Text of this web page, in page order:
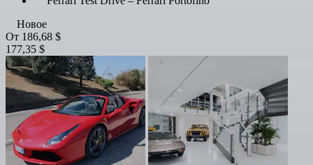
Новое
От 186,68 $
177,35 $